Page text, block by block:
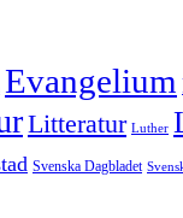
Evangelium
Litteratur Luther
Svenska Dagbladet